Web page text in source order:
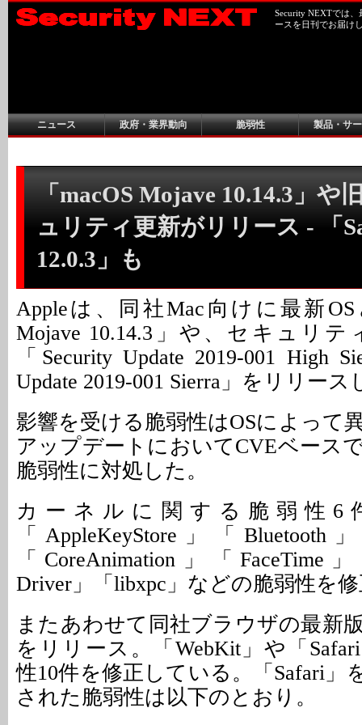
Security NEXTでは
ースを日刊でお届け
ニュース 政府・業界動向 脆弱性 製品・サ
「macOS Mojave 10.14.3」や
ュリティ更新がリリース - 「
12.0.3」も
Appleは、同社Mac向けに最新OS
Mojave 10.14.3」や、セキュリ
「Security Update 2019-001 High
Update 2019-001 Sierra」をリリース
影響を受ける脆弱性はOSによって
アップデートにおいてCVEベース
脆弱性に対処した。
カーネルに関する脆弱性6
「AppleKeyStore」「Bluetooth
「CoreAnimation」「FaceTime
Driver」「libxpc」などの脆弱性を
またあわせて同社ブラウザの最新
をリリース。「WebKit」や「
性10件を修正している。「Safari」
された脆弱性は以下のとおり。